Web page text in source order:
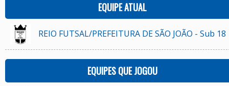
EQUIPE ATUAL
REIO FUTSAL/PREFEITURA DE SÃO JOÃO - Sub 18
EQUIPES QUE JOGOU